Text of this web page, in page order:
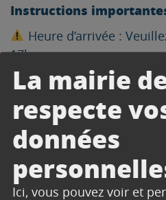
La mairie
respecte
données
Ici, vous pouvez voir et
Instructions
Heure d’arrivée :
17h.
Pour des raisons de
sera autorisée après 17h.
Merci de vous munir
casquette pour vous
Pas de buvette sur place.
Aucune séance